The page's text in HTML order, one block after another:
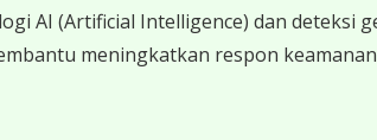
AI (Artificial Intelligence) dan deteksi
meningkatkan respon